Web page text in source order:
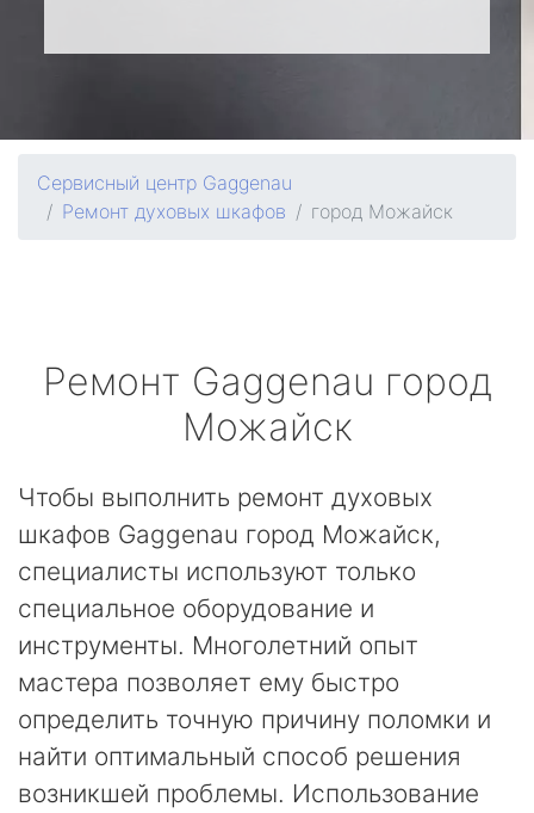
Сервисный центр Gaggenau
Ремонт духовых шкафов
город Можайск
Ремонт Gaggenau город
Можайск
Чтобы выполнить ремонт духовых
шкафов Gaggenau город Можайск,
специалисты используют только
специальное оборудование и
инструменты. Многолетний опыт
мастера позволяет ему быстро
определить точную причину поломки и
найти оптимальный способ решения
возникшей проблемы. Использование